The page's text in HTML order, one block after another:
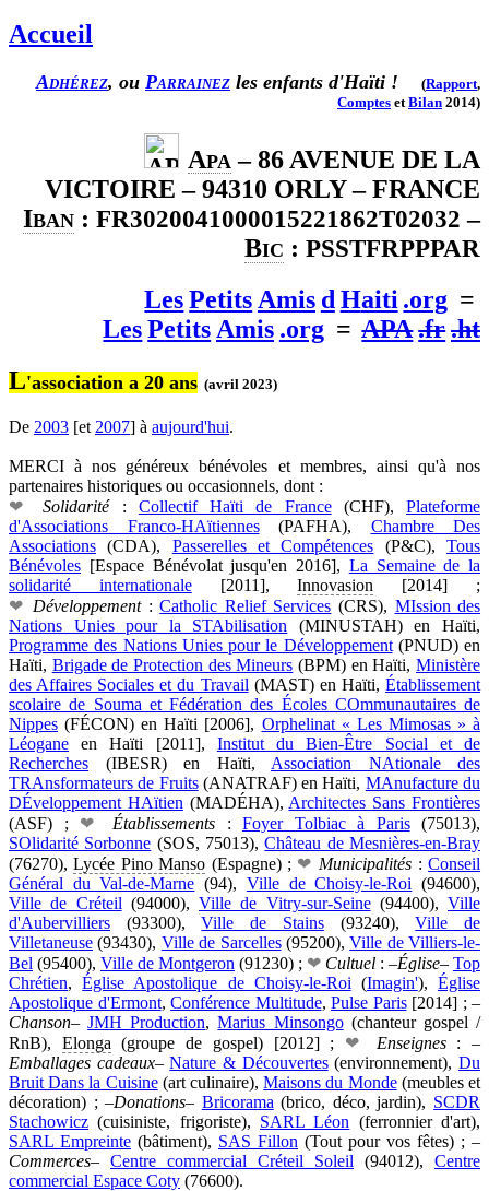
Accueil
Adhérez, ou Parrainez les enfants d'Haïti ! (Rapport,
Comptes etBilan 2014)
APA – 86 AVENUE DE LA
VICTOIRE – 94310 ORLY – FRANCE
IBAN : FR3020041000015221862T02032 –
BIC : PSSTFRPPPAR
Les Petits Amis d Haiti .org =
Les Petits Amis .org = APA.fr.ht
L'association a 20 ans (avril 2023)
De 2003 [et 2007] à aujourd'hui.
MERCI à nos généreux bénévoles et membres, ainsi qu'à nos
partenaires historiques ou occasionnels, dont :
❤
Solidarité: Collectif Haïti de France(CHF),Plateforme
d'Associations Franco-HAïtiennes(PAFHA), Chambre Des
Associations (CDA), Passerelles et Compétences (P&C),Tous
Bénévoles [Espace Bénévolat jusqu'en 2016], La Semaine de la
solidarité internationale[2011],Innovasion [2014] ;
❤ Développement:Catholic Relief Services (CRS), MIssion des
Nations Unies pour la STAbilisation (MINUSTAH) en Haïti,
Programme des Nations Unies pour le Développement(PNUD) en
Haïti, Brigade de Protection des Mineurs (BPM) en Haïti,Ministère
des Affaires Sociales et du Travail (MAST) en Haïti,Établissement
scolaire de Souma et Fédération des Écoles COmmunautaires de
Nippes (FÉCON) en Haïti [2006], Orphelinat « Les Mimosas » à
Léogane en Haïti [2011], Institut du Bien-Être Social et de
Recherches (IBESR) en Haïti, Association NAtionale des
TRAnsformateurs de Fruits(ANATRAF) en Haïti, MAnufacture du
DÉveloppement HAïtien (MADÉHA), Architectes Sans Frontières
(ASF) ; ❤ Établissements : Foyer Tolbiac à Paris(75013),
SOlidarité Sorbonne (SOS, 75013),Château de Mesnières-en-Bray
(76270),Lycée Pino Manso (Espagne) ; ❤ Municipalités :Conseil
Général du Val-de-Marne (94), Ville de Choisy-le-Roi (94600),
Ville de Créteil (94000), Ville de Vitry-sur-Seine(94400), Ville
d'Aubervilliers (93300),Ville de Stains(93240),Ville de
Villetaneuse (93430), Ville de Sarcelles(95200),Ville de Villiers-le-
Bel (95400), Ville de Montgeron (91230) ; ❤ Cultuel : –Église– Top
Chrétien,Église Apostolique de Choisy-le-Roi (Imagin'),Église
Apostolique d'Ermont, Conférence Multitude, Pulse Paris[2014] ; –
Chanson–JMH Production,Marius Minsongo(chanteur gospel /
RnB), Elonga (groupe de gospel) [2012] ; ❤ Enseignes: –
Emballages cadeaux–Nature & Découvertes(environnement),Du
Bruit Dans la Cuisine(art culinaire),Maisons du Monde(meubles et
décoration) ; –Donations– Bricorama (brico, déco, jardin), SCDR
Stachowicz (cuisiniste, frigoriste), SARL Léon (ferronnier d'art),
SARL Empreinte (bâtiment), SAS Fillon (Tout pour vos fêtes) ; –
Commerces– Centre commercial Créteil Soleil (94012), Centre
commercial Espace Coty (76600).